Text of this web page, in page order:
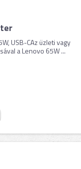
USB-CAz üzleti vagy
a Lenovo 65W ...